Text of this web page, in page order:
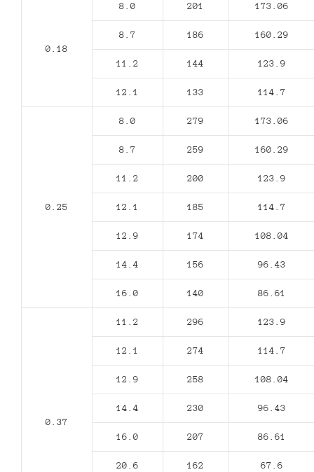
0.18
8.0 201 173.06
8.7 186 160.29
11.2 144 123.9
12.1 133 114.7
0.25
8.0 279 173.06
8.7 259 160.29
11.2 200 123.9
12.1 185 114.7
12.9 174 108.04
14.4 156 96.43
16.0 140 86.61
0.37
11.2 296 123.9
12.1 274 114.7
12.9 258 108.04
14.4 230 96.43
16.0 207 86.61
20.6 162 67.6